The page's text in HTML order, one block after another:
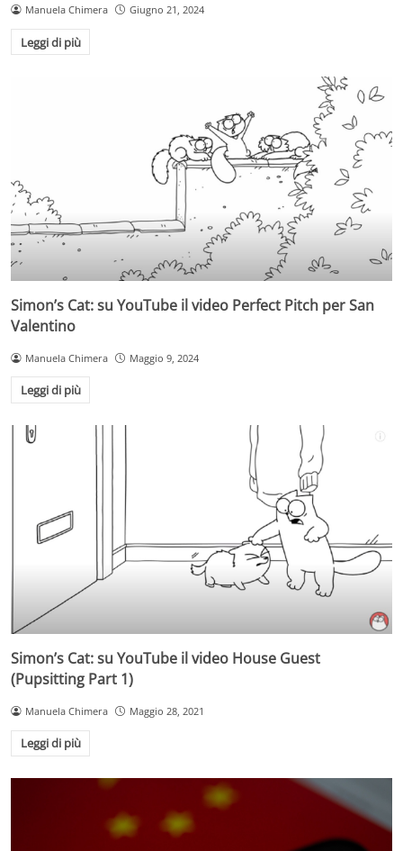
Manuela Chimera Giugno 21, 2024
Leggi di più
Simon’s Cat: su YouTube il video Perfect Pitch per San
Valentino
Manuela Chimera Maggio 9, 2024
Leggi di più
Simon’s Cat: su YouTube il video House Guest
(Pupsitting Part 1)
Manuela Chimera Maggio 28, 2021
Leggi di più